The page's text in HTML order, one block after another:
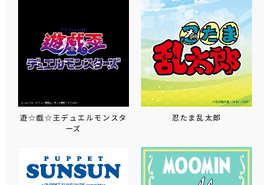
遊☆戯☆王デュエルモンスタ
ーズ
忍たま乱太郎